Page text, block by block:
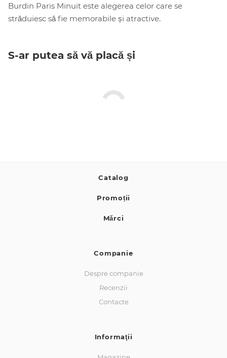
Burdin Paris Minuit este alegerea celor care se
străduiesc să fie memorabile și atractive.
S-ar putea să vă placă și
Catalog
Promoții
Mărci
Companie
Despre companie
Recenzii
Contacte
Informaţii